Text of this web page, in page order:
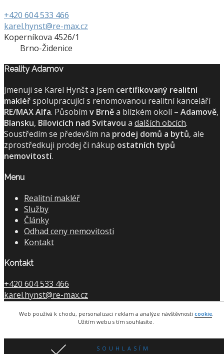
Web používá k chodu, personalizaci reklam a analýze návštěvnosti cookie.
Užitím webu s tím souhlasíte.
SOUHLASÍM
+420 604 533 466
karel.hynst@re-max.cz
Koperníkova 4526/1
Brno-Židenice
Reality Adamov
Jmenuji se Karel Hynšt a jsem certifikovaný realitní
makléřspolupracující s renomovanou realitní kanceláří
RE/MAX Alfa. Působím v Brněa blízkém okolí – Adamově,
Blansku, Bílovicích nad Svitavou a dalších obcích.
Soustředím se především na prodej domů a bytů, ale
zprostředkuji prodej či nákup ostatních typů
nemovitostí.
Menu
Realitní makléř
Služby
Články
Odhad ceny nemovitosti
Kontakt
Kontakt
+420 604 533 466
karel.hynst@re-max.cz
Brno-Židenice
© 2019 Reality Adamov |Tvorba webových stránek
Proweby.cz | Autor ikon:Becris